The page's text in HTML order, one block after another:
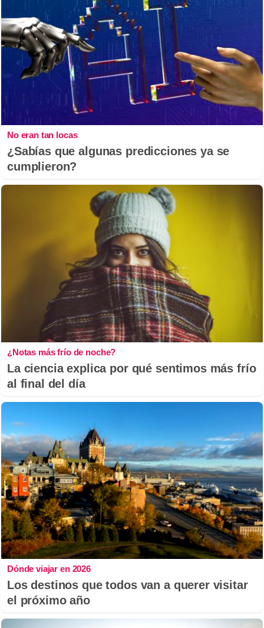
No eran tan locas
¿Sabías que algunas predicciones ya se
cumplieron?
¿Notas más frío de noche?
La ciencia explica por qué sentimos más frío
al final del día
Dónde viajar en 2026
Los destinos que todos van a querer visitar
el próximo año